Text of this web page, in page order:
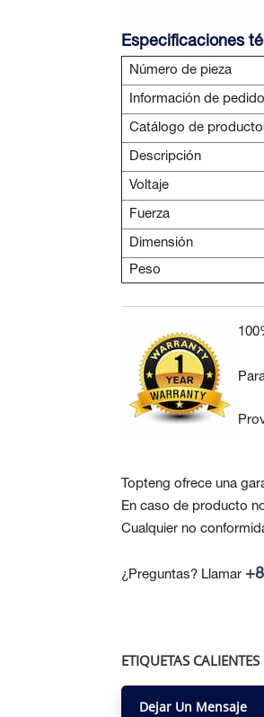
Especificaciones
Número de pieza
Información de pedido
Catálogo de
Descripción
Voltaje
Fuerza
Dimensión
Peso
Topteng ofrece una
En caso de producto
Cualquier no
¿Preguntas? Llamar
ETIQUETAS CALIENTES
Dejar Un Mensaje